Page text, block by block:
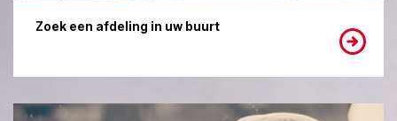
Zoek een afdeling in uw buurt